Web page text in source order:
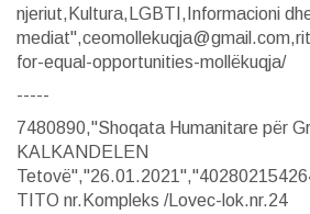
njeriut,Kultura,LGBTI,Informacioni
for-equal-opportunities-mollëkuqja/
-----
7480890,"Shoqata Humanitare për
KALKANDELEN
TITO nr.Kompleks /Lovec-lok.nr.24